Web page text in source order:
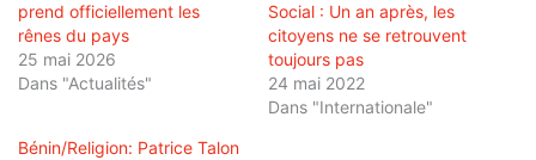
prend officiellement les
rênes du pays
25 mai 2026
Dans "Actualités"
Social : Un an après, les
citoyens ne se retrouvent
toujours pas
24 mai 2022
Dans "Internationale"
Bénin/Religion: Patrice Talon